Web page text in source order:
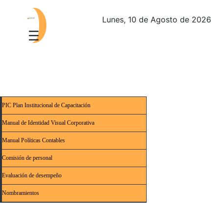
Lunes, 10 de Agosto de 2026
PIC Plan Institucional de Capacitación
Manual de Identidad Visual Corporativa
Manual Políticas Contables
Comisión de personal
Evaluación de desempeño
Nombramientos